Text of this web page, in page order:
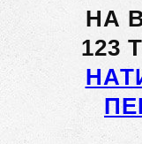
НА
123